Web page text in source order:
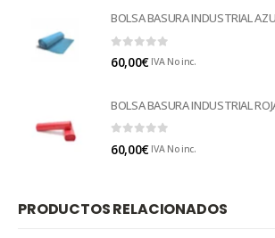
BOLSA BASURA INDUSTRIAL
0 out of 5
60,00€ IVA No inc.
BOLSA BASURA INDUSTRIAL
60,00€ IVA No inc.
PRODUCTOS RELACIONADOS